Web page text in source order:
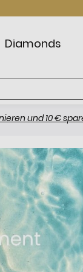
Diamonds
10 € sparen *